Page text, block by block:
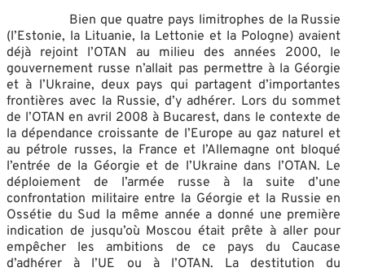
Bien que quatre pays limitrophes de la Russie
(l’Estonie, la Lituanie, la Lettonie et la Pologne) avaient
déjà rejoint l’OTAN au milieu des années 2000, le
gouvernement russe n’allait pas permettre à la Géorgie
et à l’Ukraine, deux pays qui partagent d’importantes
frontières avec la Russie, d’y adhérer. Lors du sommet
de l’OTAN en avril 2008 à Bucarest, dans le contexte de
la dépendance croissante de l’Europe au gaz naturel et
au pétrole russes, la France et l’Allemagne ont bloqué
l’entrée de la Géorgie et de l’Ukraine dans l’OTAN. Le
déploiement de l’armée russe à la suite d’une
confrontation militaire entre la Géorgie et la Russie en
Ossétie du Sud la même année a donné une première
indication de jusqu’où Moscou était prête à aller pour
empêcher les ambitions de ce pays du Caucase
d’adhérer à l’UE ou à l’OTAN. La destitution du